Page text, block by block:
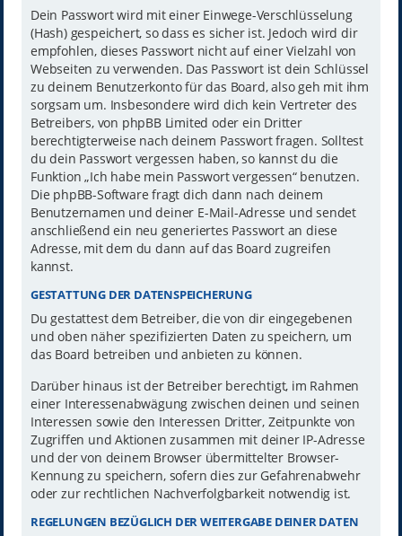
Dein Passwort wird mit einer Einwege-Verschlüsselung
(Hash) gespeichert, so dass es sicher ist. Jedoch wird dir
empfohlen, dieses Passwort nicht auf einer Vielzahl von
Webseiten zu verwenden. Das Passwort ist dein Schlüssel
zu deinem Benutzerkonto für das Board, also geh mit ihm
sorgsam um. Insbesondere wird dich kein Vertreter des
Betreibers, von phpBB Limited oder ein Dritter
berechtigterweise nach deinem Passwort fragen. Solltest
du dein Passwort vergessen haben, so kannst du die
Funktion „Ich habe mein Passwort vergessen“ benutzen.
Die phpBB-Software fragt dich dann nach deinem
Benutzernamen und deiner E-Mail-Adresse und sendet
anschließend ein neu generiertes Passwort an diese
Adresse, mit dem du dann auf das Board zugreifen
kannst.
GESTATTUNG DER DATENSPEICHERUNG
Du gestattest dem Betreiber, die von dir eingegebenen
und oben näher spezifizierten Daten zu speichern, um
das Board betreiben und anbieten zu können.
Darüber hinaus ist der Betreiber berechtigt, im Rahmen
einer Interessenabwägung zwischen deinen und seinen
Interessen sowie den Interessen Dritter, Zeitpunkte von
Zugriffen und Aktionen zusammen mit deiner IP-Adresse
und der von deinem Browser übermittelter Browser-
Kennung zu speichern, sofern dies zur Gefahrenabwehr
oder zur rechtlichen Nachverfolgbarkeit notwendig ist.
REGELUNGEN BEZÜGLICH DER WEITERGABE DEINER DATEN